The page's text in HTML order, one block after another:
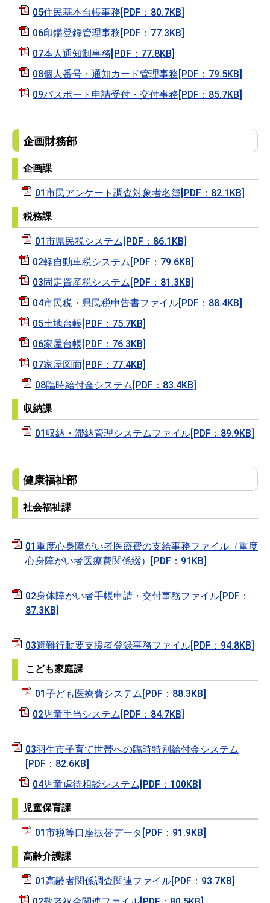
05住民基本台帳事務[PDF：80.7KB]
06印鑑登録管理事務[PDF：77.3KB]
07本人通知制事務[PDF：77.8KB]
08個人番号・通知カード管理事務[PDF：79.5KB]
09パスポート申請受付・交付事務[PDF：85.7KB]
企画財務部
企画課
01市民アンケート調査対象者名簿[PDF：82.1KB]
税務課
01市県民税システム[PDF：86.1KB]
02軽自動車税システム[PDF：79.6KB]
03固定資産税システム[PDF：81.3KB]
04市民税・県民税申告書ファイル[PDF：88.4KB]
05土地台帳[PDF：75.7KB]
06家屋台帳[PDF：76.3KB]
07家屋図面[PDF：77.4KB]
08臨時給付金システム[PDF：83.4KB]
収納課
01収納・滞納管理システムファイル[PDF：89.9KB]
健康福祉部
社会福祉課
01重度心身障がい者医療費の支給事務ファイル（重度
心身障がい者医療費関係綴）[PDF：91KB]
02身体障がい者手帳申請・交付事務ファイル[PDF：
87.3KB]
03避難行動要支援者登録事務ファイル[PDF：94.8KB]
こども家庭課
01子ども医療費システム[PDF：88.3KB]
02児童手当システム[PDF：84.7KB]
03羽生市子育て世帯への臨時特別給付金システム
[PDF：82.6KB]
04児童虐待相談システム[PDF：100KB]
児童保育課
01市税等口座振替データ[PDF：91.9KB]
高齢介護課
01高齢者関係調査関連ファイル[PDF：93.7KB]